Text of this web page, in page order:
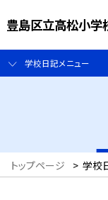
豊島区立高松小学
学校日記メニュー
トップページ > 学校